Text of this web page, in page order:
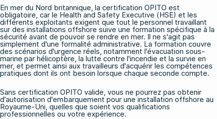
En mer du Nord britannique, la certification OPITO est
obligatoire, car le Health and Safety Executive (HSE) et les
différents exploitants exigent que tout le personnel travaillant
sur des installations offshore suive une formation spécifique à la
sécurité avant de pouvoir se rendre en mer. Il ne s'agit pas
simplement d'une formalité administrative. La formation couvre
des scénarios d'urgence réels, notamment l'évacuation sous-
marine par hélicoptère, la lutte contre l'incendie et la survie en
mer, et permet ainsi aux travailleurs d'acquérir les compétences
pratiques dont ils ont besoin lorsque chaque seconde compte.
Sans certification OPITO valide, vous ne pourrez pas obtenir
d'autorisation d'embarquement pour une installation offshore au
Royaume-Uni, quelles que soient vos qualifications
professionnelles ou votre expérience.